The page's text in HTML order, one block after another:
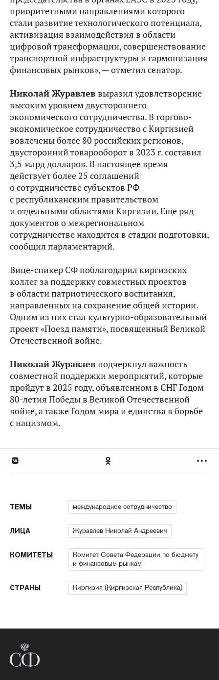
приоритетными направлениями которого
стали развитие технологического потенциала,
активизация взаимодействия в области
цифровой трансформации, совершенствование
транспортной инфраструктуры и гармонизация
финансовых рынков», — отметил сенатор.
Николай Журавлев выразил удовлетворение
высоким уровнем двустороннего
экономического сотрудничества. В торгово-
экономическое сотрудничество с Киргизией
вовлечены более 80 российских регионов,
двусторонний товарооборот в 2023 г. составил
3,5 млрд долларов. В настоящее время
действует более 25 соглашений
о сотрудничестве субъектов РФ
с республиканским правительством
и отдельными областями Киргизии. Еще ряд
документов о межрегиональном
сотрудничестве находится в стадии подготовки,
сообщил парламентарий.
Вице-спикер СФ поблагодарил киргизских
коллег за поддержку совместных проектов
в области патриотического воспитания,
направленных на сохранение общей истории.
Одним из них стал культурно-образовательный
проект «Поезд памяти», посвященный Великой
Отечественной войне.
Николай Журавлев подчеркнул важность
совместной поддержки мероприятий, которые
пройдут в 2025 году, объявленном в СНГ Годом
80-летия Победы в Великой Отечественной
войне, а также Годом мира и единства в борьбе
с нацизмом.
ТЕМЫ международное сотрудничество
ЛИЦА Журавлев Николай Андреевич
КОМИТЕТЫ
Комитет Совета Федерации по бюджету
и финансовым рынкам
СТРАНЫ Киргизия (Киргизская Республика)